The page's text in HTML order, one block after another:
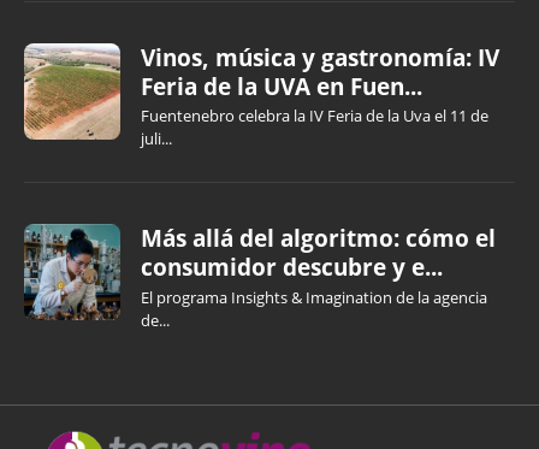
Vinos, música y gastronomía: IV
Feria de la UVA en Fuen...
Fuentenebro celebra la IV Feria de la Uva el 11 de
juli...
Más allá del algoritmo: cómo el
consumidor descubre y e...
El programa Insights & Imagination de la agencia
de...